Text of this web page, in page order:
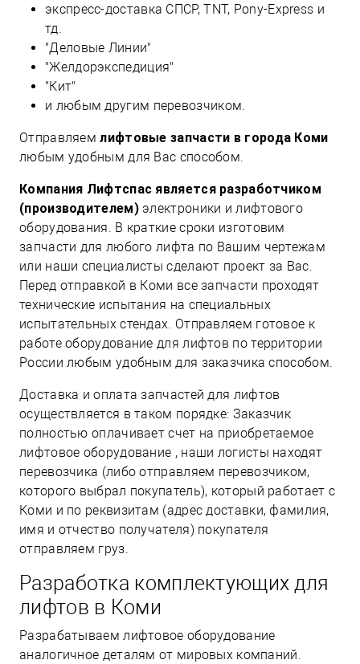
экспресс-доставка СПСР, TNT, Pony-Express и
тд.
"Деловые Линии"
"Желдорэкспедиция"
"Кит"
и любым другим перевозчиком.
Отправляемлифтовые запчасти в города Коми
любым удобным для Вас способом.
Компания Лифтспас является разработчиком
(производителем)электроники и лифтового
оборудования. В краткие сроки изготовим
запчасти для любого лифта по Вашим чертежам
или наши специалисты сделают проект за Вас.
Перед отправкой в Коми все запчасти проходят
технические испытания на специальных
испытательных стендах. Отправляем готовое к
работе оборудование для лифтов по территории
России любым удобным для заказчика способом.
Доставка и оплата запчастей для лифтов
осуществляется в таком порядке: Заказчик
полностью оплачивает счет на приобретаемое
лифтовое оборудование , наши логисты находят
перевозчика (либо отправляем перевозчиком,
которого выбрал покупатель), который работает с
Коми и по реквизитам (адрес доставки, фамилия,
имя и отчество получателя) покупателя
отправляем груз.
Разработка комплектующих для
лифтов в Коми
Разрабатываем лифтовое оборудование
аналогичное деталям от мировых компаний.